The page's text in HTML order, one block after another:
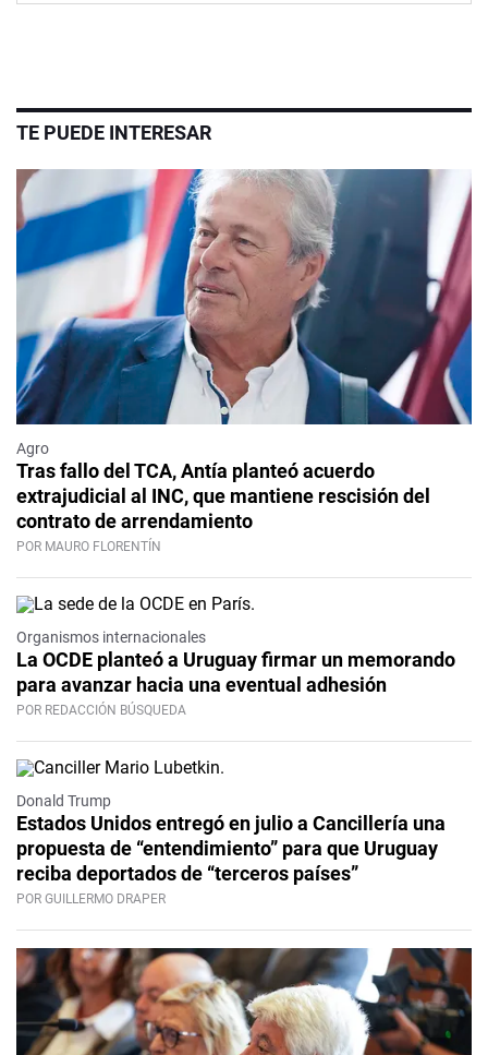
TE PUEDE INTERESAR
Agro
Tras fallo del TCA, Antía planteó acuerdo
extrajudicial al INC, que mantiene rescisión del
contrato de arrendamiento
POR MAURO FLORENTÍN
Organismos internacionales
La OCDE planteó a Uruguay firmar un memorando
para avanzar hacia una eventual adhesión
POR REDACCIÓN BÚSQUEDA
Donald Trump
Estados Unidos entregó en julio a Cancillería una
propuesta de “entendimiento” para que Uruguay
reciba deportados de “terceros países”
POR GUILLERMO DRAPER